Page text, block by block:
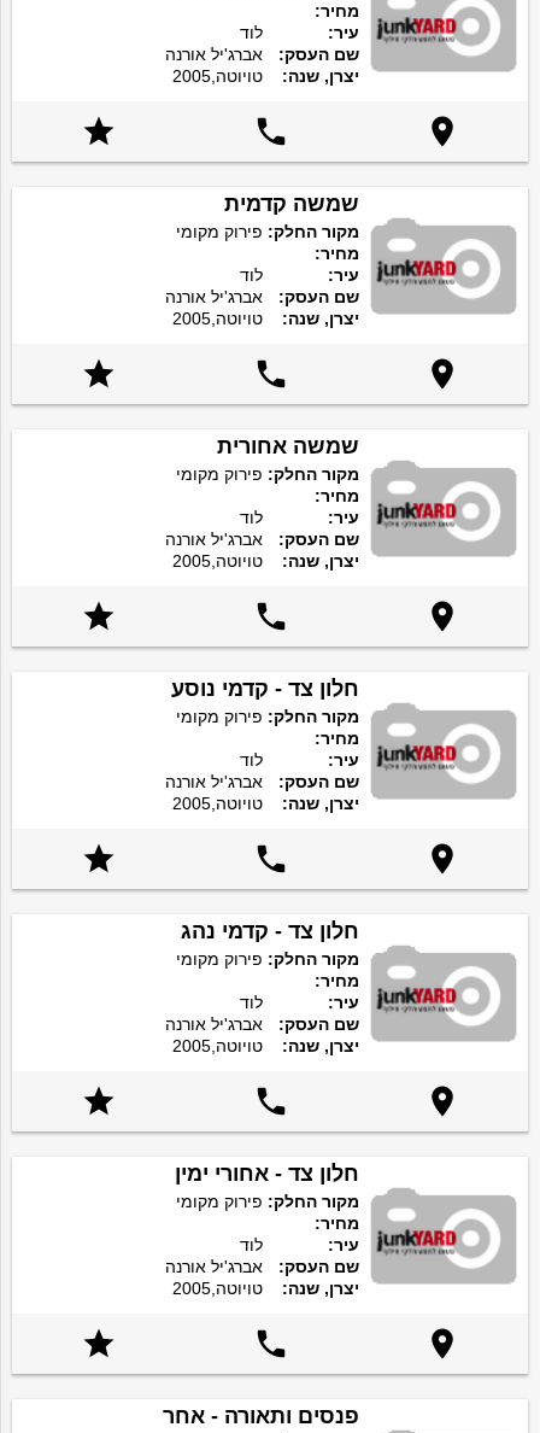
מחיר:
עיר:
לוד
שם העסק:
אברג'יל אורנה
יצרן, שנה:
טויוטה,2005



שמשה קדמית
מקור החלק: פירוק מקומי
מחיר:
עיר:
לוד
שם העסק:
אברג'יל אורנה
יצרן, שנה:
טויוטה,2005



שמשה אחורית
מקור החלק: פירוק מקומי
מחיר:
עיר:
לוד
שם העסק:
אברג'יל אורנה
יצרן, שנה:
טויוטה,2005



חלון צד - קדמי נוסע
מקור החלק: פירוק מקומי
מחיר:
עיר:
לוד
שם העסק:
אברג'יל אורנה
יצרן, שנה:
טויוטה,2005



חלון צד - קדמי נהג
מקור החלק: פירוק מקומי
מחיר:
עיר:
לוד
שם העסק:
אברג'יל אורנה
יצרן, שנה:
טויוטה,2005



חלון צד - אחורי ימין
מקור החלק: פירוק מקומי
מחיר:
עיר:
לוד
שם העסק:
אברג'יל אורנה
יצרן, שנה:
טויוטה,2005



פנסים ותאורה - אחר